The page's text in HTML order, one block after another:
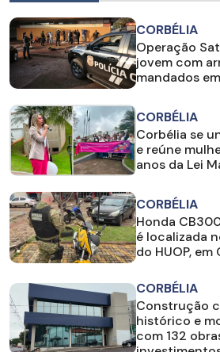
CORBÉLIA
Operação
jovem com
mandados
CORBÉLIA
Corbélia se
e reúne
anos da Lei
CORBÉLIA
Honda
é localizada
do HUOP, em
CORBÉLIA
Construção
histórico e
com 132